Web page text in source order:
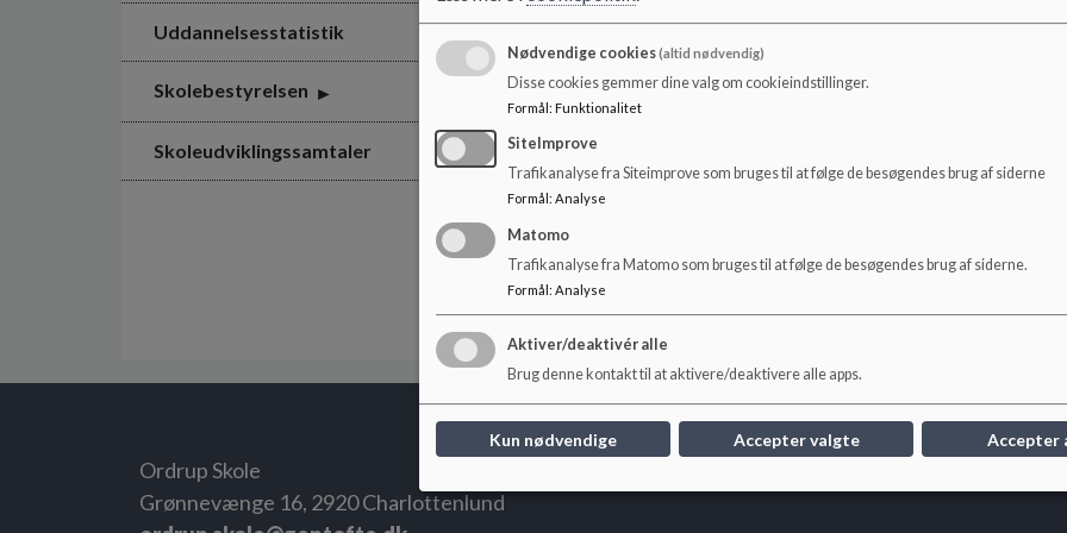
Uddannelsesstatistik
Skolebestyrelsen
Skoleudviklingssamtaler
Ordrup Skole
Grønnevænge 16, 2920 Charlottenlund
Nødvendige cookies(altid nødvendig)
Disse cookies gemmer dine valg om cookieindstillinger.
Formål: Funktionalitet
SiteImprove
Trafikanalyse fra Siteimprove som bruges til at følge de besøgendes brug af siderne
Formål : Analyse
Matomo
Trafikanalyse fra Matomo som bruges til at følge de besøgendes brug af siderne.
Formål : Analyse
Aktiver/deaktivér alle
Brug denne kontakt til at aktivere/deaktivere alle apps.
Kun nødvendige Accepter valgte Accepter